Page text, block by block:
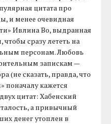
цитата про
и менее очевидная
Ивлина Во, выдранная
чтобы сразу лететь на
персонам. Любовь
запискам —
(не сказать, правда, что
поначалу кажется
цитат: Хабенский
а привычный
денег утоплен в